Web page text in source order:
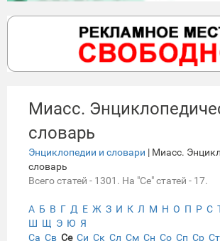
Миасс.
словарь
Энциклопедии и словари | Миасс.
словарь
Всего статей - 1301. На "Се" статей - 17.
А Б В Г Д Е Ж З И К Л М Н О П Р С
Ш Щ Э Ю Я
Са Св Се Си Ск Сл См Сн Со Сп Ср Ст